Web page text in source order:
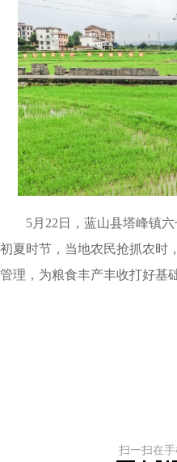
5月22日，蓝山县塔峰镇
初夏时节，当地农民抢抓农时
管理，为粮食丰产丰收打好基础
扫一扫在